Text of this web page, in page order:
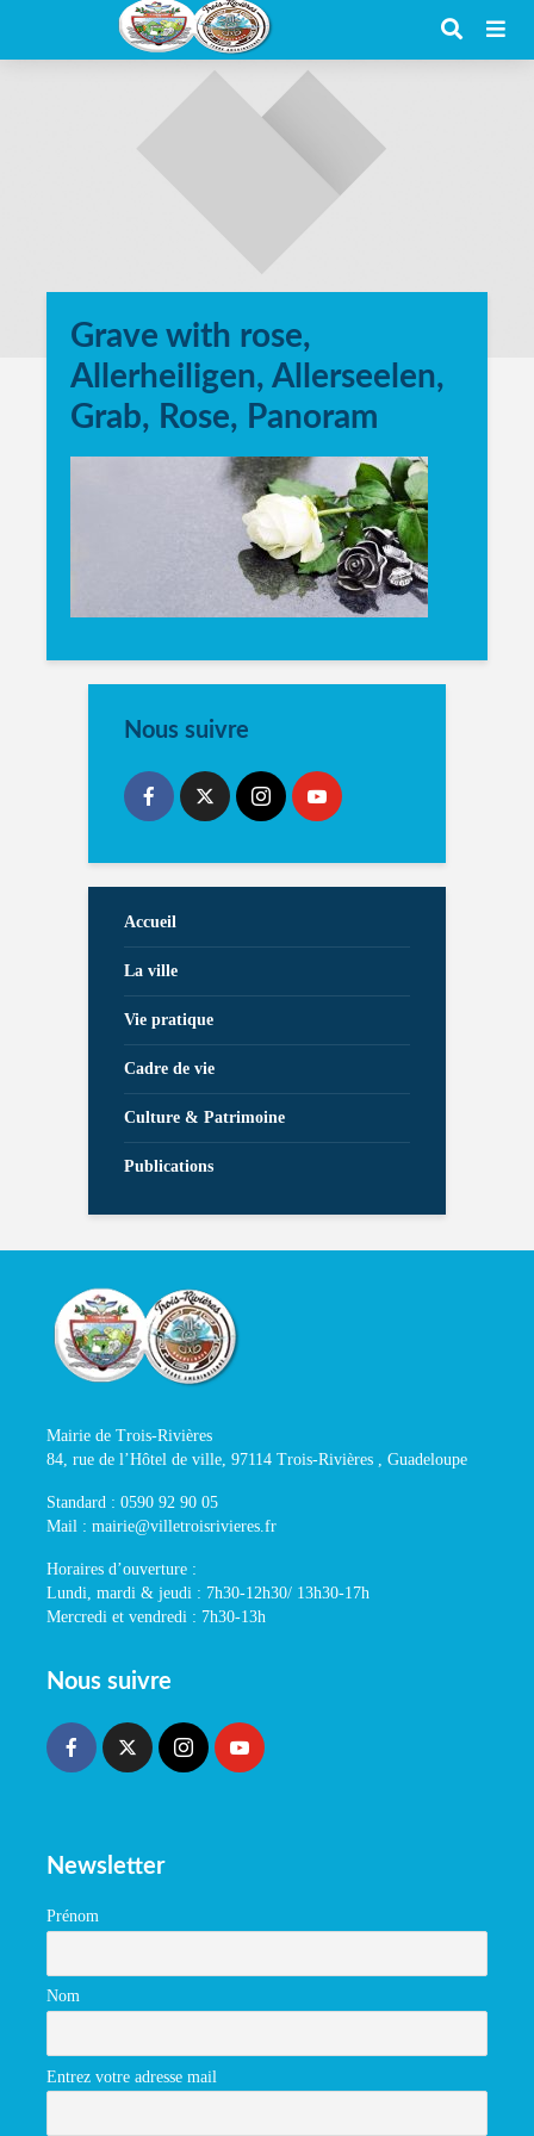
Grave with rose,
Allerheiligen, Allerseelen,
Grab, Rose, Panoram
Nous suivre
Accueil
La ville
Vie pratique
Cadre de vie
Culture & Patrimoine
Publications
Mairie de Trois-Rivières
84, rue de l’Hôtel de ville, 97114 Trois-Rivières , Guadeloupe
Standard : 0590 92 90 05
Mail : mairie@villetroisrivieres.fr
Horaires d’ouverture :
Lundi, mardi & jeudi : 7h30-12h30/ 13h30-17h
Mercredi et vendredi : 7h30-13h
Nous suivre
Newsletter
Prénom
Nom
Entrez votre adresse mail